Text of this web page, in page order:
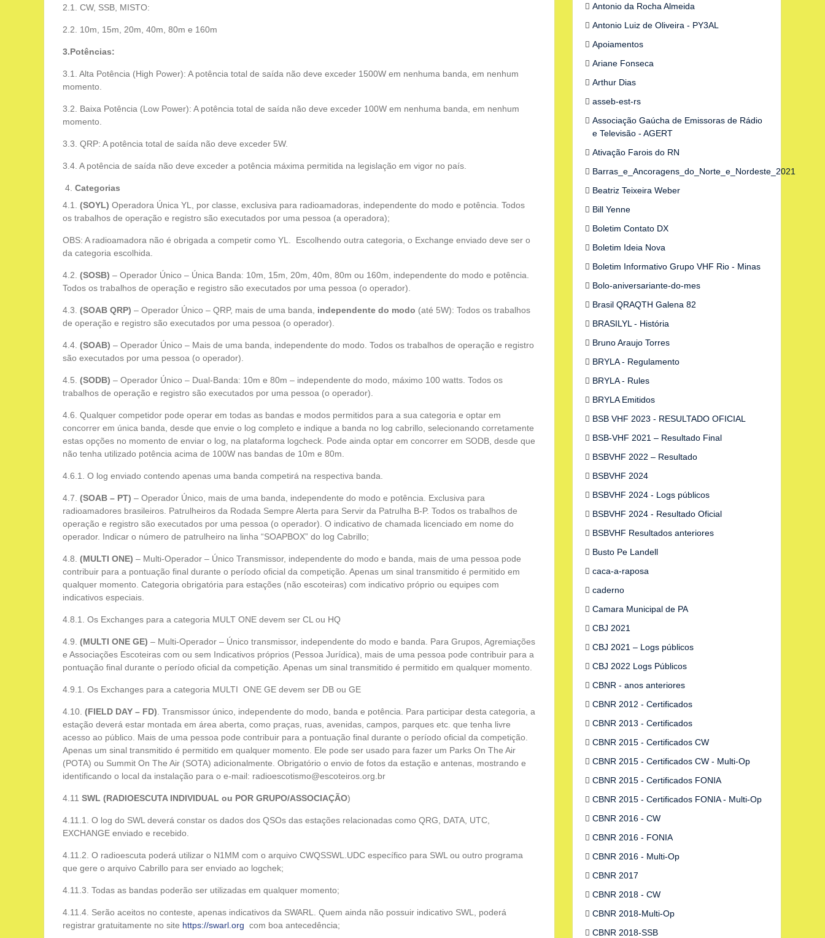
2.1. CW, SSB, MISTO:
2.2. 10m, 15m, 20m, 40m, 80m e 160m
3.Potências:
3.1. Alta Potência (High Power): A potência total de saída não deve exceder 1500W em nenhuma banda, em nenhum
momento.
3.2. Baixa Potência (Low Power): A potência total de saída não deve exceder 100W em nenhuma banda, em nenhum
momento.
3.3. QRP: A potência total de saída não deve exceder 5W.
3.4. A potência de saída não deve exceder a potência máxima permitida na legislação em vigor no país.
Categorias
4.1. (SOYL) Operadora Única YL, por classe, exclusiva para radioamadoras, independente do modo e potência. Todos
os trabalhos de operação e registro são executados por uma pessoa (a operadora);
OBS: A radioamadora não é obrigada a competir como YL. Escolhendo outra categoria, o Exchange enviado deve ser o
da categoria escolhida.
4.2. (SOSB) – Operador Único – Única Banda: 10m, 15m, 20m, 40m, 80m ou 160m, independente do modo e potência.
Todos os trabalhos de operação e registro são executados por uma pessoa (o operador).
4.3. (SOAB QRP) – Operador Único – QRP, mais de uma banda, independente do modo (até 5W): Todos os trabalhos
de operação e registro são executados por uma pessoa (o operador).
4.4. (SOAB) – Operador Único – Mais de uma banda, independente do modo. Todos os trabalhos de operação e registro
são executados por uma pessoa (o operador).
4.5. (SODB) – Operador Único – Dual-Banda: 10m e 80m – independente do modo, máximo 100 watts. Todos os
trabalhos de operação e registro são executados por uma pessoa (o operador).
4.6. Qualquer competidor pode operar em todas as bandas e modos permitidos para a sua categoria e optar em
concorrer em única banda, desde que envie o log completo e indique a banda no log cabrillo, selecionando corretamente
estas opções no momento de enviar o log, na plataforma logcheck. Pode ainda optar em concorrer em SODB, desde que
não tenha utilizado potência acima de 100W nas bandas de 10m e 80m.
4.6.1. O log enviado contendo apenas uma banda competirá na respectiva banda.
4.7. (SOAB – PT) – Operador Único, mais de uma banda, independente do modo e potência. Exclusiva para
radioamadores brasileiros. Patrulheiros da Rodada Sempre Alerta para Servir da Patrulha B-P. Todos os trabalhos de
operação e registro são executados por uma pessoa (o operador). O indicativo de chamada licenciado em nome do
operador. Indicar o número de patrulheiro na linha “SOAPBOX” do log Cabrillo;
4.8. (MULTI ONE) – Multi-Operador – Único Transmissor, independente do modo e banda, mais de uma pessoa pode
contribuir para a pontuação final durante o período oficial da competição. Apenas um sinal transmitido é permitido em
qualquer momento. Categoria obrigatória para estações (não escoteiras) com indicativo próprio ou equipes com
indicativos especiais.
4.8.1. Os Exchanges para a categoria MULT ONE devem ser CL ou HQ
4.9. (MULTI ONE GE) – Multi-Operador – Único transmissor, independente do modo e banda. Para Grupos, Agremiações
e Associações Escoteiras com ou sem Indicativos próprios (Pessoa Jurídica), mais de uma pessoa pode contribuir para a
pontuação final durante o período oficial da competição. Apenas um sinal transmitido é permitido em qualquer momento.
4.9.1. Os Exchanges para a categoria MULTI ONE GE devem ser DB ou GE
4.10. (FIELD DAY – FD) . Transmissor único, independente do modo, banda e potência. Para participar desta categoria, a
estação deverá estar montada em área aberta, como praças, ruas, avenidas, campos, parques etc. que tenha livre
acesso ao público. Mais de uma pessoa pode contribuir para a pontuação final durante o período oficial da competição.
Apenas um sinal transmitido é permitido em qualquer momento. Ele pode ser usado para fazer um Parks On The Air
(POTA) ou Summit On The Air (SOTA) adicionalmente. Obrigatório o envio de fotos da estação e antenas, mostrando e
identificando o local da instalação para o e-mail: radioescotismo@escoteiros.org.br
4.11 SWL (RADIOESCUTA INDIVIDUAL ou POR GRUPO/ASSOCIAÇÃO)
4.11.1. O log do SWL deverá constar os dados dos QSOs das estações relacionadas como QRG, DATA, UTC,
EXCHANGE enviado e recebido.
4.11.2. O radioescuta poderá utilizar o N1MM com o arquivo CWQSSWL.UDC específico para SWL ou outro programa
que gere o arquivo Cabrillo para ser enviado ao logchek;
4.11.3. Todas as bandas poderão ser utilizadas em qualquer momento;
4.11.4. Serão aceitos no conteste, apenas indicativos da SWARL. Quem ainda não possuir indicativo SWL, poderá
registrar gratuitamente no site https://swarl.org com boa antecedência;
Antonio da Rocha Almeida
Antonio Luiz de Oliveira - PY3AL
Apoiamentos
Ariane Fonseca
Arthur Dias
asseb-est-rs
Associação Gaúcha de Emissoras de Rádio
e Televisão - AGERT
Ativação Farois do RN
Barras_e_Ancoragens_do_Norte_e_Nordeste_2021
Beatriz Teixeira Weber
Bill Yenne
Boletim Contato DX
Boletim Ideia Nova
Boletim Informativo Grupo VHF Rio - Minas
Bolo-aniversariante-do-mes
Brasil QRAQTH Galena 82
BRASILYL - História
Bruno Araujo Torres
BRYLA - Regulamento
BRYLA - Rules
BRYLA Emitidos
BSB VHF 2023 - RESULTADO OFICIAL
BSB-VHF 2021 – Resultado Final
BSBVHF 2022 – Resultado
BSBVHF 2024
BSBVHF 2024 - Logs públicos
BSBVHF 2024 - Resultado Oficial
BSBVHF Resultados anteriores
Busto Pe Landell
caca-a-raposa
caderno
Camara Municipal de PA
CBJ 2021
CBJ 2021 – Logs públicos
CBJ 2022 Logs Públicos
CBNR - anos anteriores
CBNR 2012 - Certificados
CBNR 2013 - Certificados
CBNR 2015 - Certificados CW
CBNR 2015 - Certificados CW - Multi-Op
CBNR 2015 - Certificados FONIA
CBNR 2015 - Certificados FONIA - Multi-Op
CBNR 2016 - CW
CBNR 2016 - FONIA
CBNR 2016 - Multi-Op
CBNR 2017
CBNR 2018 - CW
CBNR 2018-Multi-Op
CBNR 2018-SSB